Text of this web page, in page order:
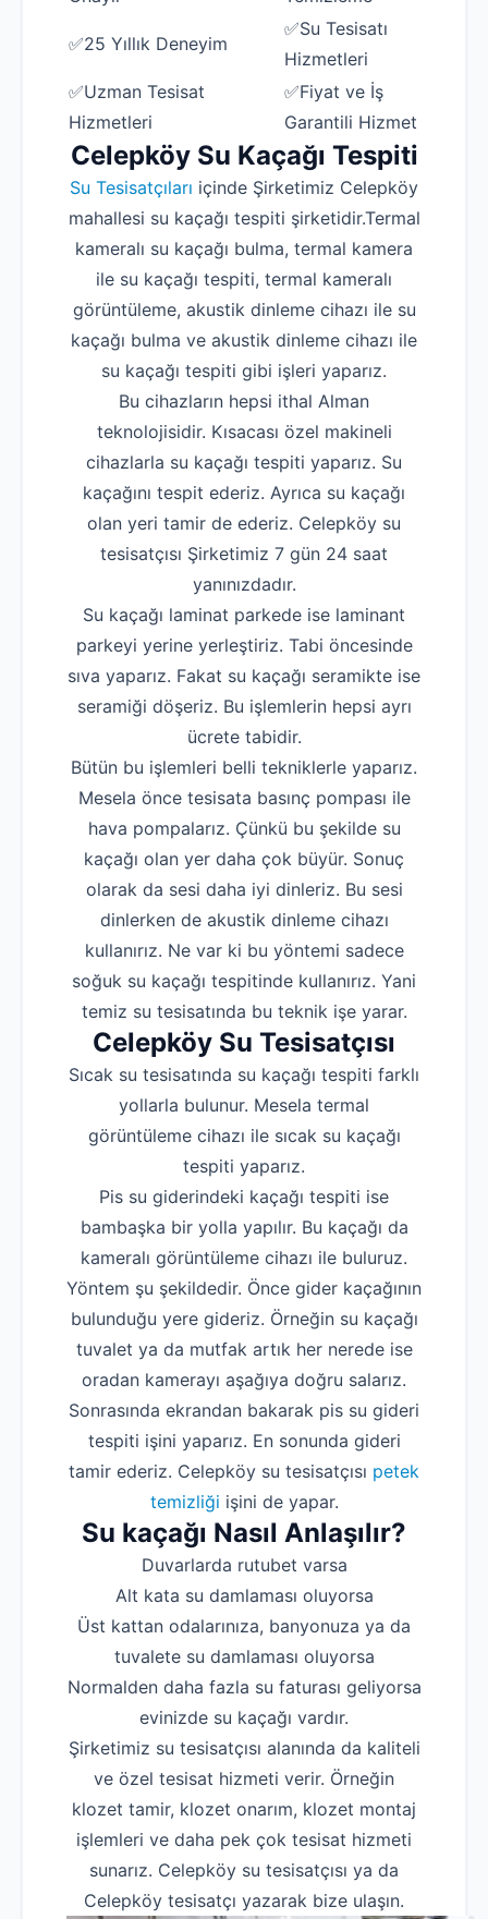
✅25 Yıllık Deneyim
✅Su Tesisatı
Hizmetleri
✅Uzman Tesisat
Hizmetleri
✅Fiyat ve İş
Garantili Hizmet
Celepköy Su Kaçağı Tespiti
Su Tesisatçıları içinde Şirketimiz Celepköy
mahallesi su kaçağı tespiti şirketidir.Termal
kameralı su kaçağı bulma, termal kamera
ile su kaçağı tespiti, termal kameralı
görüntüleme, akustik dinleme cihazı ile su
kaçağı bulma ve akustik dinleme cihazı ile
su kaçağı tespiti gibi işleri yaparız.
Bu cihazların hepsi ithal Alman
teknolojisidir. Kısacası özel makineli
cihazlarla su kaçağı tespiti yaparız. Su
kaçağını tespit ederiz. Ayrıca su kaçağı
olan yeri tamir de ederiz. Celepköy su
tesisatçısı Şirketimiz 7 gün 24 saat
yanınızdadır.
Su kaçağı laminat parkede ise laminant
parkeyi yerine yerleştiriz. Tabi öncesinde
sıva yaparız. Fakat su kaçağı seramikte ise
seramiği döşeriz. Bu işlemlerin hepsi ayrı
ücrete tabidir.
Bütün bu işlemleri belli tekniklerle yaparız.
Mesela önce tesisata basınç pompası ile
hava pompalarız. Çünkü bu şekilde su
kaçağı olan yer daha çok büyür. Sonuç
olarak da sesi daha iyi dinleriz. Bu sesi
dinlerken de akustik dinleme cihazı
kullanırız. Ne var ki bu yöntemi sadece
soğuk su kaçağı tespitinde kullanırız. Yani
temiz su tesisatında bu teknik işe yarar.
Celepköy Su Tesisatçısı
Sıcak su tesisatında su kaçağı tespiti farklı
yollarla bulunur. Mesela termal
görüntüleme cihazı ile sıcak su kaçağı
tespiti yaparız.
Pis su giderindeki kaçağı tespiti ise
bambaşka bir yolla yapılır. Bu kaçağı da
kameralı görüntüleme cihazı ile buluruz.
Yöntem şu şekildedir. Önce gider kaçağının
bulunduğu yere gideriz. Örneğin su kaçağı
tuvalet ya da mutfak artık her nerede ise
oradan kamerayı aşağıya doğru salarız.
Sonrasında ekrandan bakarak pis su gideri
tespiti işini yaparız. En sonunda gideri
tamir ederiz. Celepköy su tesisatçısı petek
temizliği işini de yapar.
Su kaçağı Nasıl Anlaşılır?
Duvarlarda rutubet varsa
Alt kata su damlaması oluyorsa
Üst kattan odalarınıza, banyonuza ya da
tuvalete su damlaması oluyorsa
Normalden daha fazla su faturası geliyorsa
evinizde su kaçağı vardır.
Şirketimiz su tesisatçısı alanında da kaliteli
ve özel tesisat hizmeti verir. Örneğin
klozet tamir, klozet onarım, klozet montaj
işlemleri ve daha pek çok tesisat hizmeti
sunarız. Celepköy su tesisatçısı ya da
Celepköy tesisatçı yazarak bize ulaşın.